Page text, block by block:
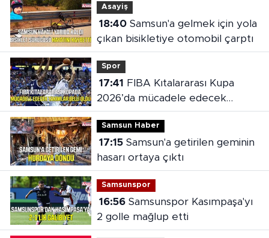
Asayiş
18:40Samsun'a gelmek için yola
çıkan bisikletiye otomobil çarptı
Spor
17:41
2026’da mücadele edecek
takımlar belli oldu
Samsun Haber
17:15Samsun'a getirilen geminin
hasarı ortaya çıktı
Samsunspor
16:56Samsunspor Kasımpaşa'yı
2 golle mağlup etti